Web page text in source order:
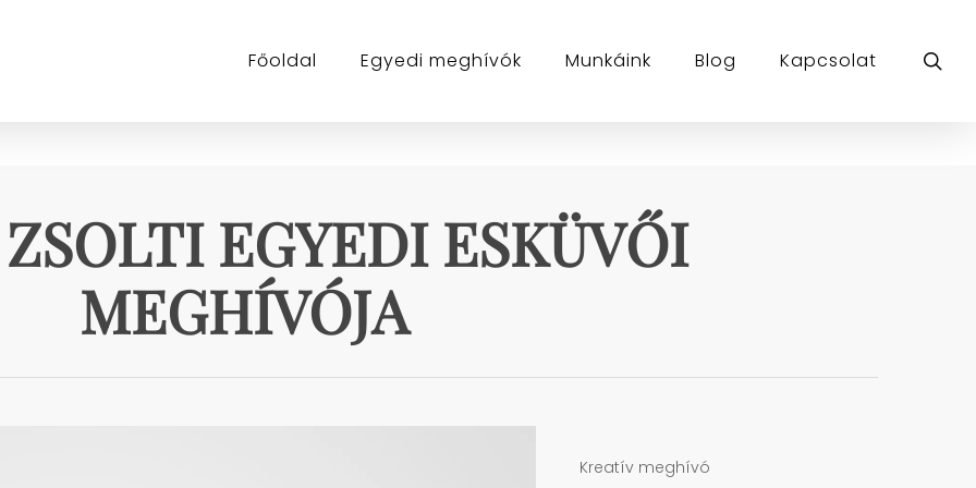
Főoldal Egyedi meghívók Munkáink Blog Kapcsolat
EGYEDI ESKÜVŐI
MEGHÍVÓJA
Kreatív meghívó